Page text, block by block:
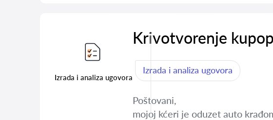
Izrada i analiza ugovora
Krivotvorenje
Izrada i analiza ugovora
Poštovani,
mojoj kćeri je oduzet auto